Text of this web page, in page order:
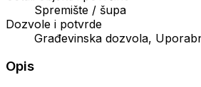
Spremište / šupa
Dozvole i potvrde
Građevinska dozvola,
Opis